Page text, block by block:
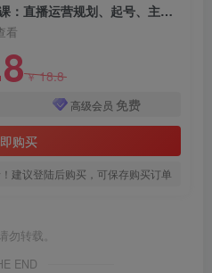
美尊-抖音直播运营千川系统课：直播​运营规划、起号、主播培养、千川投放等
看
￥18.8
高级会员 免费
购买
建议登陆后购买，可保存购买订单
转载。
END